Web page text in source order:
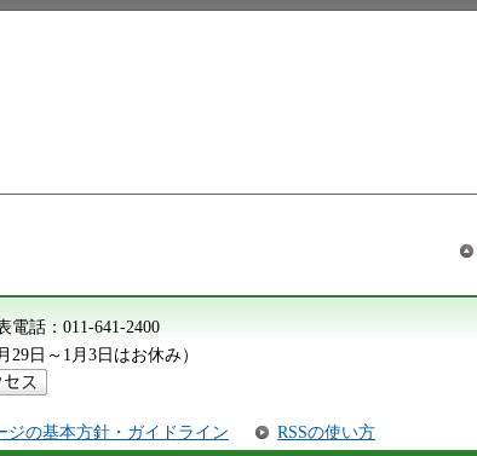
電話： 011-641-2400
日～1月3日はお休み）
ジの基本方針・ガイドライン
RSSの使い方